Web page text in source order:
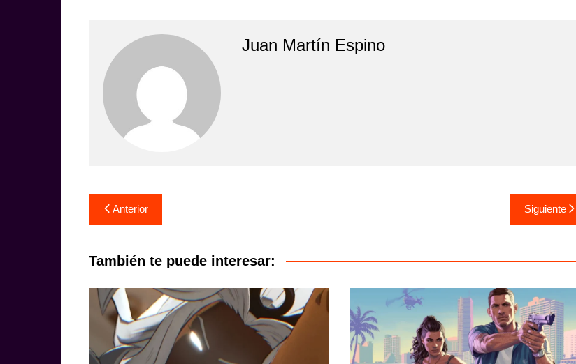
Juan Martín Espino
Navegación
de
entradas
Anterior Siguiente
También te puede interesar: